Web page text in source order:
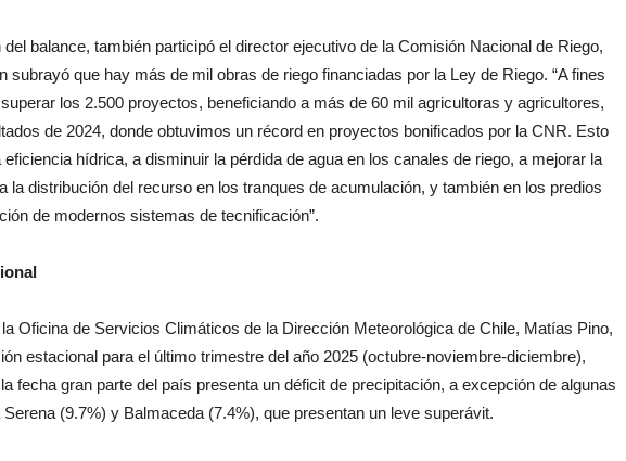
balance, también participó el director ejecutivo de la Comisión Nacional de Riego,
subrayó que hay más de mil obras de riego financiadas por la Ley de Riego. “A fines
los 2.500 proyectos, beneficiando a más de 60 mil agricultoras y agricultores,
de 2024, donde obtuvimos un récord en proyectos bonificados por la CNR. Esto
hídrica, a disminuir la pérdida de agua en los canales de riego, a mejorar la
la distribución del recurso en los tranques de acumulación, y también en los predios
de modernos sistemas de tecnificación”.
Oficina de Servicios Climáticos de la Dirección Meteorológica de Chile, Matías Pino,
estacional para el último trimestre del año 2025 (octubre-noviembre-diciembre),
fecha gran parte del país presenta un déficit de precipitación, a excepción de algunas
(9.7%) y Balmaceda (7.4%), que presentan un leve superávit.